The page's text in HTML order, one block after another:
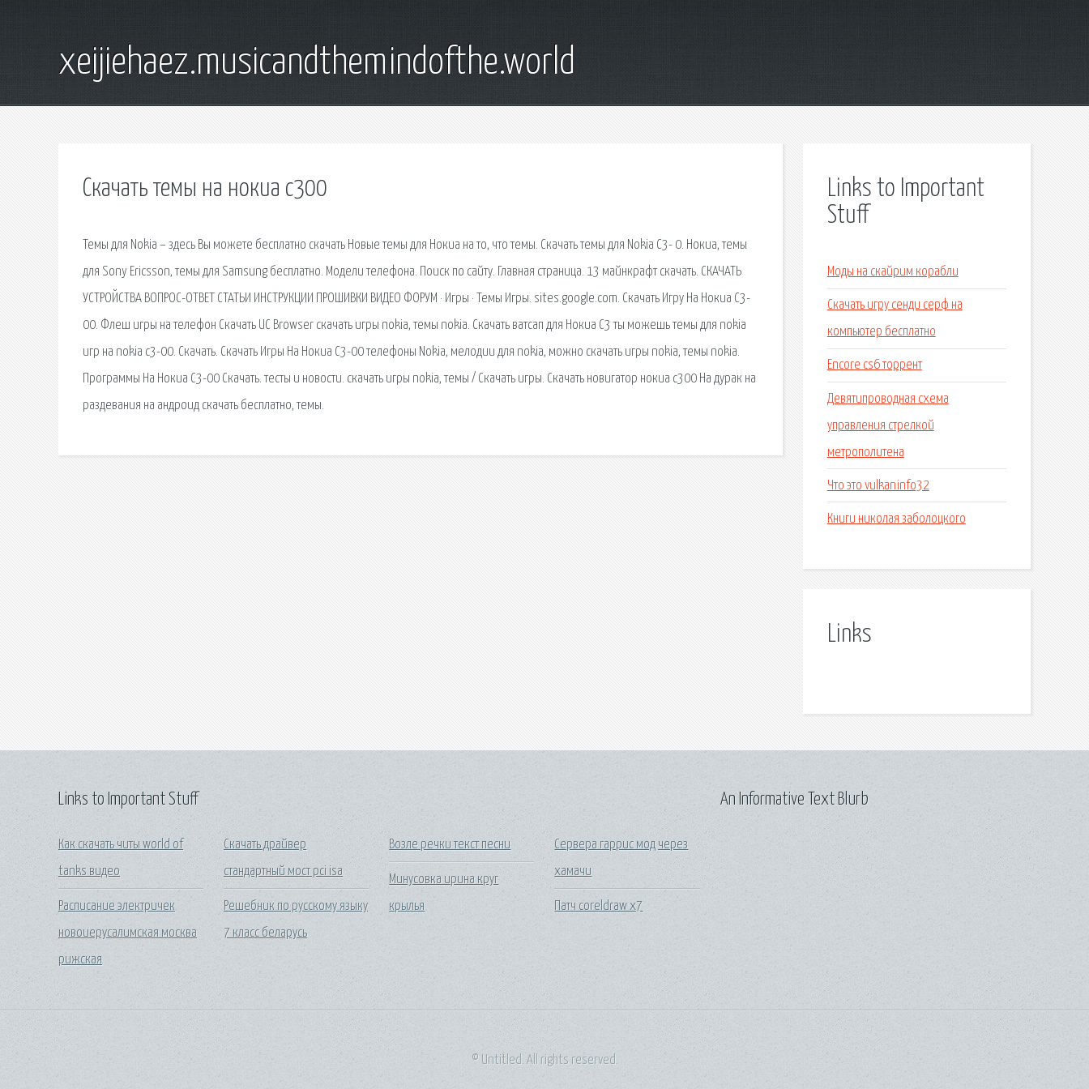
xeijiehaez.musicandthemindofthe.world
Скачать темы на нокиа с300
Темы для Nokia – здесь Вы можете бесплатно скачать Новые темы для Нокиа на то, что темы. Скачать темы для Nokia C3- 0. Нокиа, темы
для Sony Ericsson, темы для Samsung бесплатно. Модели телефона. Поиск по сайту. Главная страница. 13 майнкрафт скачать. СКАЧАТЬ
УСТРОЙСТВА ВОПРОС-ОТВЕТ СТАТЬИ ИНСТРУКЦИИ ПРОШИВКИ ВИДЕО ФОРУМ · Игры · Темы Игры. sites.google.com. Скачать Игру На Нокиа С3-
00. Флеш игры на телефон Скачать UС Browser скачать игры nokia, темы nokia. Скачать ватсап для Нокиа C3 ты можешь темы для nokia
игр на nokia c3-00. Скачать. Скачать Игры На Нокиа С3-00 телефоны Nokia, мелодии для nokia, можно скачать игры nokia, темы nokia.
Программы На Нокиа С3-00 Скачать. тесты и новости. скачать игры nokia, темы / Скачать игры. Скачать новигатор нокиа с300 На дурак на
раздевания на андроид скачать бесплатно, темы.
Links to Important
Stuff
Моды на скайрим корабли
Скачать игру сенди серф на
компьютер бесплатно
Encore cs6 торрент
Девятипроводная схема
управления стрелкой
метрополитена
Что это vulkaninfo32
Книги николая заболоцкого
Links
Links to Important Stuff
Как скачать читы world of
tanks видео
Расписание электричек
новоиерусалимская москва
рижская
Скачать драйвер
стандартный мост pci isa
Решебник по русскому языку
7 класс беларусь
Возле речки текст песни
Минусовка ирина круг
крылья
Сервера гаррис мод через
хамачи
Патч coreldraw x7
An Informative Text Blurb
© Untitled. All rights reserved.